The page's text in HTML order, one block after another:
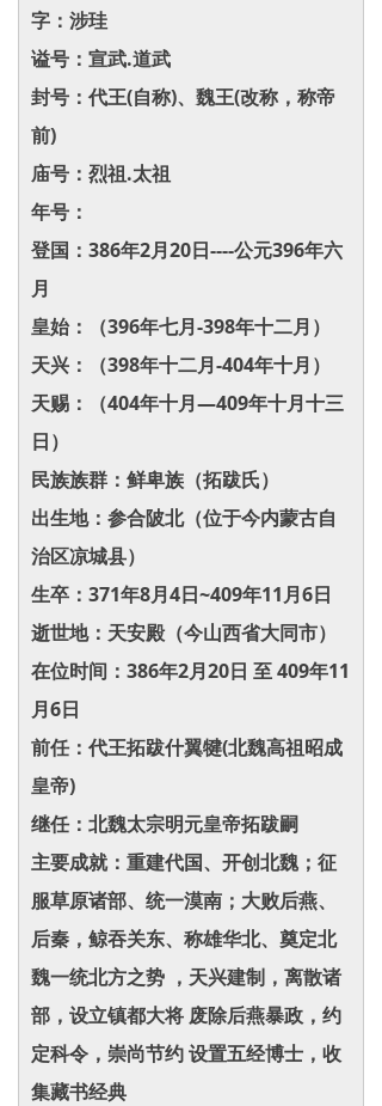
字：涉珪
谥号：宣武.道武
封号：代王(自称)、魏王(改称，称帝
前)
庙号：烈祖.太祖
年号：
登国：386年2月20日----公元396年六
月
皇始：（396年七月-398年十二月）
天兴：（398年十二月-404年十月）
天赐：（404年十月―409年十月十三
日）
民族族群：鲜卑族（拓跋氏）
出生地：参合陂北（位于今内蒙古自
治区凉城县）
生卒：371年8月4日~409年11月6日
逝世地：天安殿（今山西省大同市）
在位时间：386年2月20日 至 409年11
月6日
前任：代王拓跋什翼犍(北魏高祖昭成
皇帝)
继任：北魏太宗明元皇帝拓跋嗣
主要成就：重建代国、开创北魏；征
服草原诸部、统一漠南；大败后燕、
后秦，鲸吞关东、称雄华北、奠定北
魏一统北方之势 ，天兴建制，离散诸
部，设立镇都大将 废除后燕暴政，约
定科令，崇尚节约 设置五经博士，收
集藏书经典